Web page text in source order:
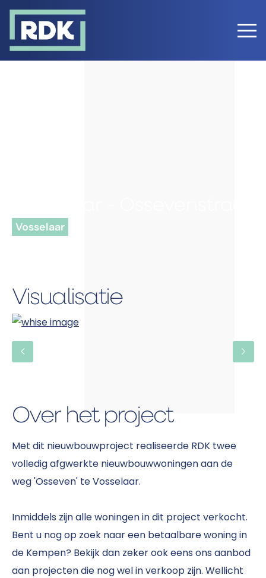
Vosselaar
Visualisatie
Over het project
Met dit nieuwbouwproject realiseerde RDK twee
volledig afgwerkte nieuwbouwwoningen aan de
weg 'Osseven' te Vosselaar.
Inmiddels zijn alle woningen in dit project verkocht.
Bent u nog op zoek naar een betaalbare woning in
de Kempen? Bekijk dan zeker ook eens ons aanbod
aan projecten die nog wel in verkoop zijn. Wellicht